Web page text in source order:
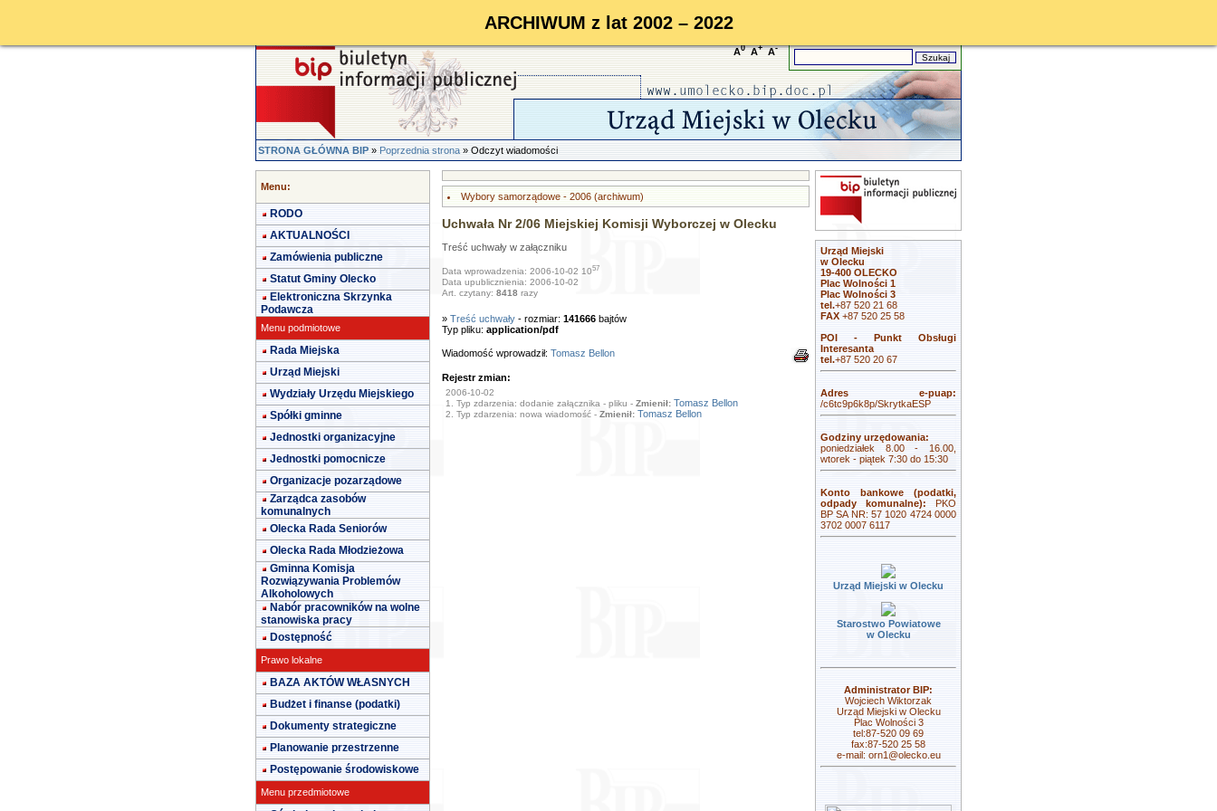
ARCHIWUM z lat 2002 – 2022
A0 A+ A-
STRONA GŁÓWNA BIP»Poprzednia strona» Odczyt wiadomości
Menu:
RODO
AKTUALNOŚCI
Zamówienia publiczne
Statut Gminy Olecko
Elektroniczna Skrzynka
Podawcza
Menu podmiotowe
Rada Miejska
Urząd Miejski
Wydziały Urzędu Miejskiego
Spółki gminne
Jednostki organizacyjne
Jednostki pomocnicze
Organizacje pozarządowe
Zarządca zasobów
komunalnych
Olecka Rada Seniorów
Olecka Rada Młodzieżowa
Gminna Komisja
Rozwiązywania Problemów
Alkoholowych
Nabór pracowników na wolne
stanowiska pracy
Dostępność
Prawo lokalne
BAZA AKTÓW WŁASNYCH
Budżet i finanse (podatki)
Dokumenty strategiczne
Planowanie przestrzenne
Postępowanie środowiskowe
Menu przedmiotowe
Wybory samorządowe - 2006 (archiwum)
Uchwała Nr 2/06 Miejskiej Komisji Wyborczej w Olecku
Treść uchwały w załączniku
Data wprowadzenia: 2006-10-02 1057
Data upublicznienia: 2006-10-02
Art. czytany: 8418 razy
» Treść uchwały- rozmiar: 141666bajtów
Typ pliku: application/pdf
Wiadomość wprowadził: Tomasz Bellon
Rejestr zmian:
2006-10-02
1. Typ zdarzenia: dodanie załącznika - pliku - Zmienił: Tomasz Bellon
2. Typ zdarzenia: nowa wiadomość - Zmienił: Tomasz Bellon
Urząd Miejski
w Olecku
19-400 OLECKO
Plac Wolności 1
Plac Wolności 3
tel.+87 520 21 68
FAX +87 520 25 58
POI - Punkt Obsługi
Interesanta
tel.+87 520 20 67
Adres e-puap:
/c6tc9p6k8p/SkrytkaESP
Godziny urzędowania:
poniedziałek 8.00 - 16.00,
wtorek - piątek 7:30 do 15:30
Konto bankowe (podatki,
odpady komunalne): PKO
BP SA NR: 57 1020 4724 0000
3702 0007 6117
Urząd Miejski w Olecku
Starostwo Powiatowe
w Olecku
Administrator BIP:
Wojciech Wiktorzak
Urząd Miejski w Olecku
Plac Wolności 3
tel:87-520 09 69
fax:87-520 25 58
e-mail: orn1@olecko.eu